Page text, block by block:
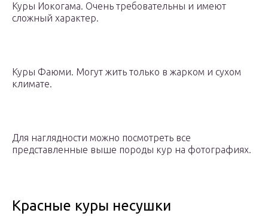
Куры Иокогама. Очень требовательны и имеют
сложный характер.
Куры Фаюми. Могут жить только в жарком и сухом
климате.
Для наглядности можно посмотреть все
представленные выше породы кур на фотографиях.
Красные куры несушки